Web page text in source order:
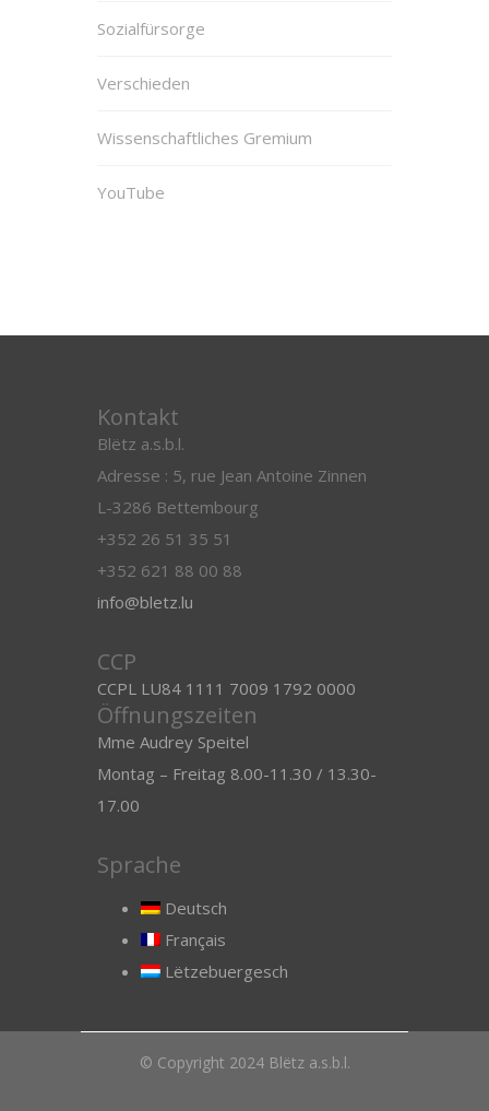
Sozialfürsorge
Verschieden
Wissenschaftliches Gremium
YouTube
Kontakt
Blëtz a.s.b.l.
Adresse : 5, rue Jean Antoine Zinnen
L-3286 Bettembourg
+352 26 51 35 51
+352 621 88 00 88
info@bletz.lu
CCP
CCPL LU84 1111 7009 1792 0000
Öffnungszeiten
Mme Audrey Speitel
Montag – Freitag 8.00-11.30 / 13.30-
17.00
Sprache
Deutsch
Français
Lëtzebuergesch
© Copyright 2024 Blëtz a.s.b.l.